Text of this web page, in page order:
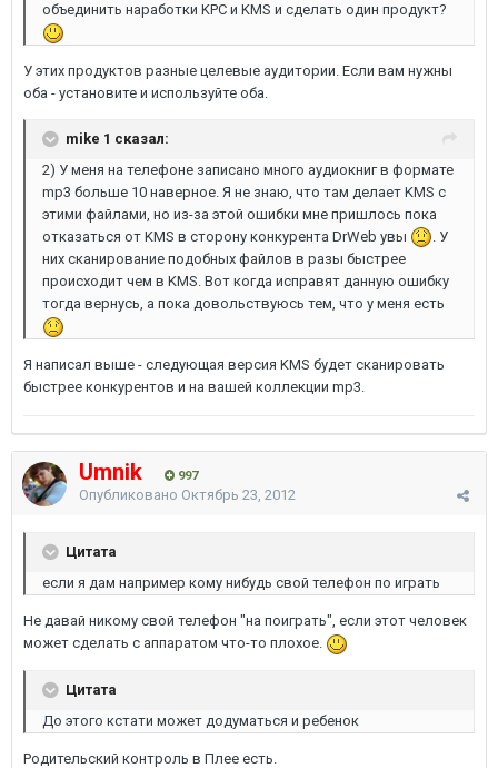
объединить наработки KPC и KMS и сделать один продукт?
У этих продуктов разные целевые аудитории. Если вам нужны
оба - установите и используйте оба.
mike 1 сказал:
2) У меня на телефоне записано много аудиокниг в формате
mp3 больше 10 наверное. Я не знаю, что там делает KMS с
этими файлами, но из-за этой ошибки мне пришлось пока
отказаться от KMS в сторону конкурента DrWeb увы
. У
них сканирование подобных файлов в разы быстрее
происходит чем в KMS. Вот когда исправят данную ошибку
тогда вернусь, а пока довольствуюсь тем, что у меня есть
Я написал выше - следующая версия KMS будет сканировать
быстрее конкурентов и на вашей коллекции mp3.
Umnik 997
Опубликовано Октябрь 23, 2012
Цитата
если я дам например кому нибудь свой телефон по играть
Не давай никому свой телефон "на поиграть", если этот человек
может сделать с аппаратом что-то плохое.
Цитата
До этого кстати может додуматься и ребенок
Родительский контроль в Плее есть.